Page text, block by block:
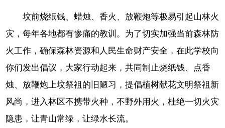
坟前烧纸钱、蜡烛、香火、放鞭炮等极易引起山林火
灾，每年各地都有惨痛的教训。为了切实加强当前森林防
火工作，确保森林资源和人民生命财产安全，在此学校向
你们发出倡议，大家行动起来，共同制止烧纸钱、点香
烛、放鞭炮上坟祭祖的旧陋习，提倡植树献花文明祭祖新
风尚，进入林区不携带火种，不野外用火，杜绝一切火灾
隐患，让青山常绿，让绿水长流。